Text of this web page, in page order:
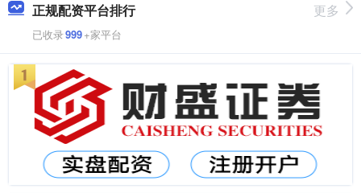
正规配资平台排行
已收录999+家平台
更多